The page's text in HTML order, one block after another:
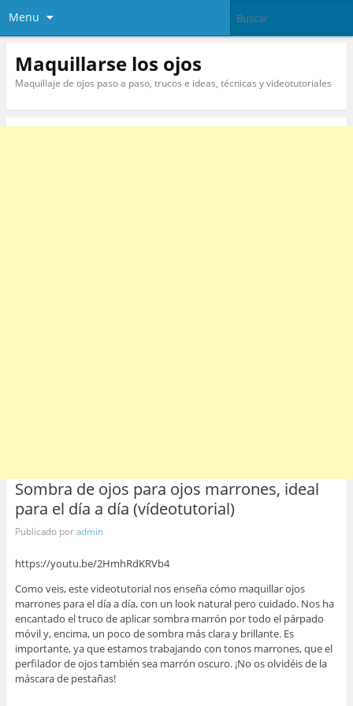
Menu
Maquillarse los ojos
Maquillaje de ojos paso a paso, trucos e ideas, técnicas y videotutoriales
Sombra de ojos para ojos marrones, ideal
para el día a día (vídeotutorial)
Publicado poradmin
https://youtu.be/2HmhRdKRVb4
Como veis, este videotutorial nos enseña cómo maquillar ojos
marrones para el día a día, con un look natural pero cuidado. Nos ha
encantado el truco de aplicar sombra marrón por todo el párpado
móvil y, encima, un poco de sombra más clara y brillante. Es
importante, ya que estamos trabajando con tonos marrones, que el
perfilador de ojos también sea marrón oscuro. ¡No os olvidéis de la
máscara de pestañas!